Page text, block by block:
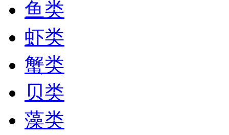
鱼类
虾类
蟹类
贝类
藻类